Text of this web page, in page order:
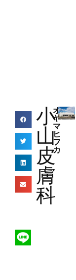
小
山
皮
膚
科
オ
ヤ
マ
ヒ
フ
カ